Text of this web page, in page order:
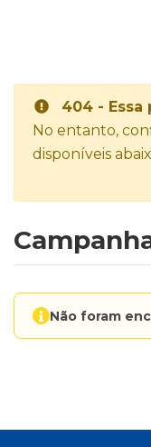
404 - Essa
No entanto,
disponíveis
Não foram